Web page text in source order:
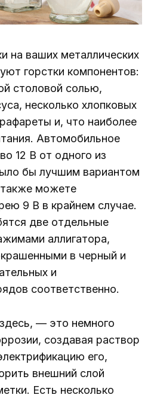
на ваших металлических
горстки компонентов:
столовой солью,
несколько хлопковых
и, что наиболее
Автомобильное
12 В от одного из
бы лучшим вариантом
можете
9 В в крайнем случае.
две отдельные
аллигатора,
в черный и
и
соответственно.
— это немного
создавая раствор
его,
внешний слой
Есть несколько